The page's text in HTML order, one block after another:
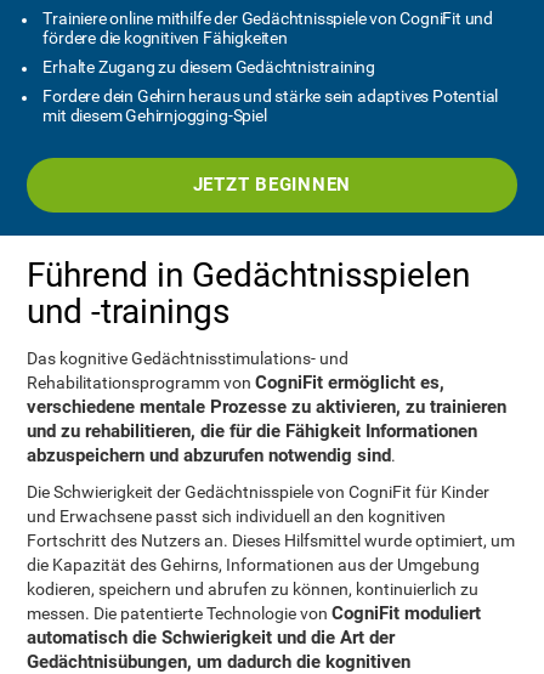
Trainiere online mithilfe der Gedächtnisspiele von CogniFit und
fördere die kognitiven Fähigkeiten
Erhalte Zugang zu diesem Gedächtnistraining
Fordere dein Gehirn heraus und stärke sein adaptives Potential
mit diesem Gehirnjogging-Spiel
JETZT BEGINNEN
Führend in Gedächtnisspielen
und -trainings
Das kognitive Gedächtnisstimulations- und
Rehabilitationsprogramm vonCogniFit ermöglicht es,
verschiedene mentale Prozesse zu aktivieren, zu trainieren
und zu rehabilitieren, die für die Fähigkeit Informationen
abzuspeichern und abzurufen notwendig sind.
Die Schwierigkeit der Gedächtnisspiele von CogniFit für Kinder
und Erwachsene passt sich individuell an den kognitiven
Fortschritt des Nutzers an. Dieses Hilfsmittel wurde optimiert, um
die Kapazität des Gehirns, Informationen aus der Umgebung
kodieren, speichern und abrufen zu können, kontinuierlich zu
messen. Die patentierte Technologie vonCogniFit moduliert
automatisch die Schwierigkeit und die Art der
Gedächtnisübungen, um dadurch die kognitiven